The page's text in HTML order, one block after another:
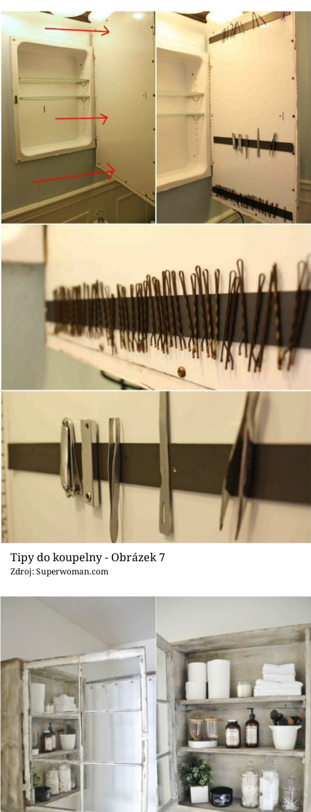
Tipy do koupelny - Obrázek 7
Zdroj: Superwoman.com